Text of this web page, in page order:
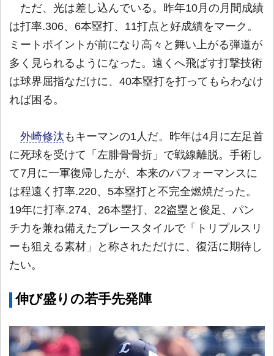
ただ、光は差し込んでいる。昨年10月の月間成績
は打率.306、6本塁打、11打点と好成績をマーク。
ミートポイントが前になり高々と舞い上がる弾道が
多く見られるようになった。遠くへ飛ばす打撃技術
は球界屈指なだけに、40本塁打を打ってもらわなけ
れば困る。
外崎修汰 もキーマンの1人だ。昨年は4月に左足首
に死球を受けて「左腓骨骨折」で戦線離脱。手術し
て7月に一軍復帰したが、本来のパフォーマンスに
は程遠く打率.220、5本塁打と不完全燃焼だった。
19年に打率.274、26本塁打、22盗塁と俊足、パン
チ力を兼ね備えたプレースタイルで「トリプルスリ
ーも狙える素材」と称されただけに、復活に期待し
たい。
伸び盛りの若手先発陣